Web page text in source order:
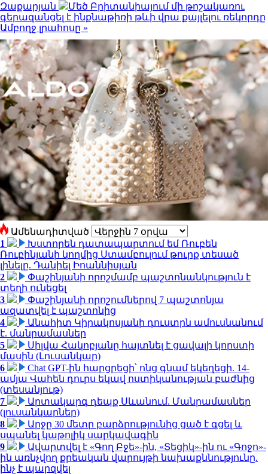
Զաքարյան
Մեծ Բրիտանիայում մի թոշակառու
գերազանցել է ինքնաթիռի թևի վրա քայլելու ռեկորդը
Ամբողջ լրահոսը »
Ամենադիտված
1
Խստորեն դատապարտում եմ Ռուբեն
Ռուբինյանի կողմից Ստամբուլում թուրք տեսած
լինելը. Դանիել Իոաննիսյան
2
Փաշինյանի որոշմամբ պաշտոնանկություն է
տեղի ունեցել
3
Փաշինյանի որոշումներով 7 պաշտոնյա
ազատվել է պաշտոնից
4
Անահիտ Կիրակոսյանի դուստրն ամուսնանում
է. մանրամասներ
5
Սիլվա Հակոբյանը հայտնել է ցավալի կորստի
մասին (Լուսանկար)
6
Chat GPT-ին հարցրեցի՝ ոնց գնամ եկեղեցի. 14-
ամյա Վահեն դուրս եկավ ոստիկանության բաժնից
(տեսանյութ)
7
Արտակարգ դեպք Սևանում. Մանրամասներ
(լուսանկարներ)
8
Արջը 30 մետր բարձրությունից ցած է գցել և
սպանել կաթոլիկ սարկավագին
9
Ավարտվել է «Գող Բջե»-ին, «Տեցիկ»-ին ու «Գոջո»-
ին առնչվող քրեական վարույթի նախաքննությունը.
ինչ է պարզվել